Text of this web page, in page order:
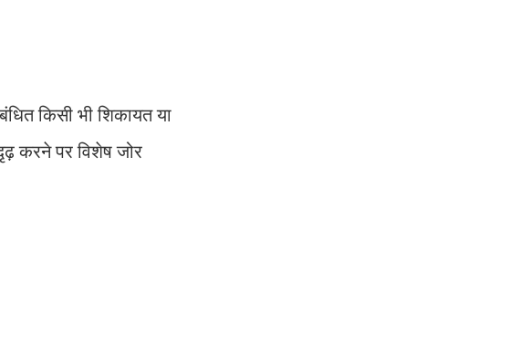
किसी भी शिकायत या
करने पर विशेष जोर